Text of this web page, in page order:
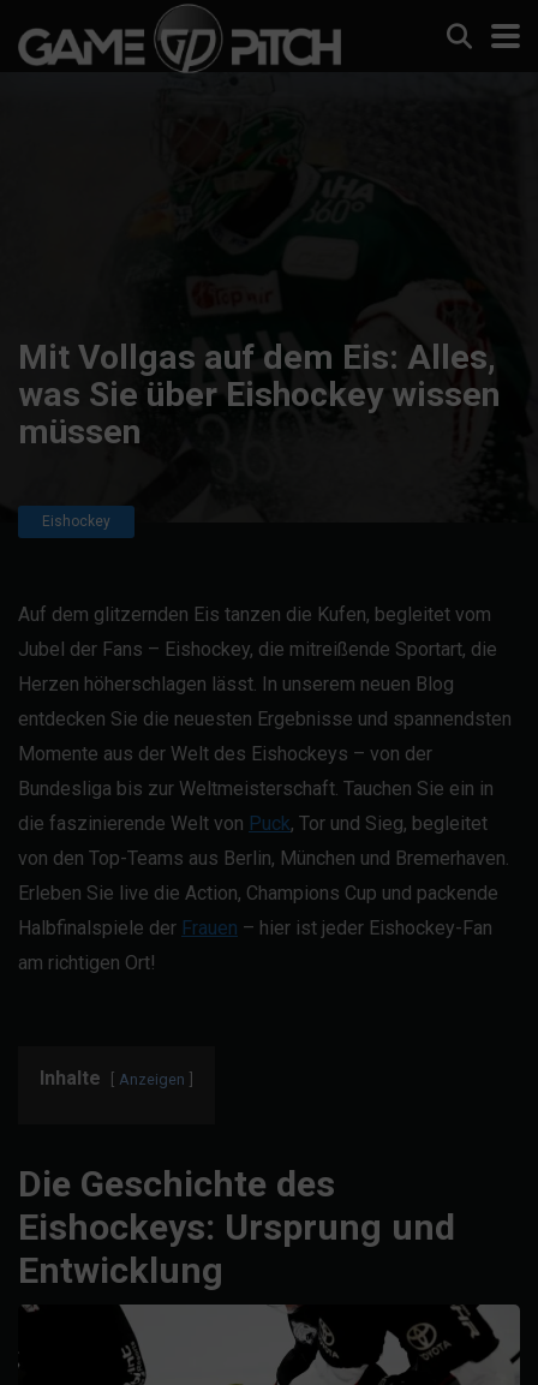
Mit Vollgas auf dem Eis: Alles,
was Sie über Eishockey wissen
müssen
Eishockey
Auf dem glitzernden Eis tanzen die Kufen, begleitet vom
Jubel der Fans – Eishockey, die mitreißende Sportart, die
Herzen höherschlagen lässt. In unserem neuen Blog
entdecken Sie die neuesten Ergebnisse und spannendsten
Momente aus der Welt des Eishockeys – von der
Bundesliga bis zur Weltmeisterschaft. Tauchen Sie ein in
die faszinierende Welt von Puck, Tor und Sieg, begleitet
von den Top-Teams aus Berlin, München und Bremerhaven.
Erleben Sie live die Action, Champions Cup und packende
Halbfinalspiele der Frauen – hier ist jeder Eishockey-Fan
am richtigen Ort!
Inhalte Anzeigen
Die Geschichte des
Eishockeys: Ursprung und
Entwicklung